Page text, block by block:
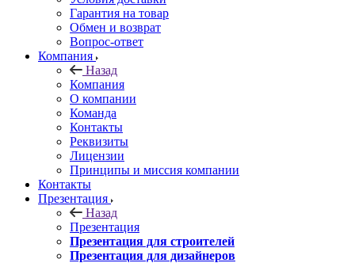
Гарантия на товар
Обмен и возврат
Вопрос-ответ
Компания
Назад
Компания
О компании
Команда
Контакты
Реквизиты
Лицензии
Принципы и миссия компании
Контакты
Презентация
Назад
Презентация
Презентация для строителей
Презентация для дизайнеров